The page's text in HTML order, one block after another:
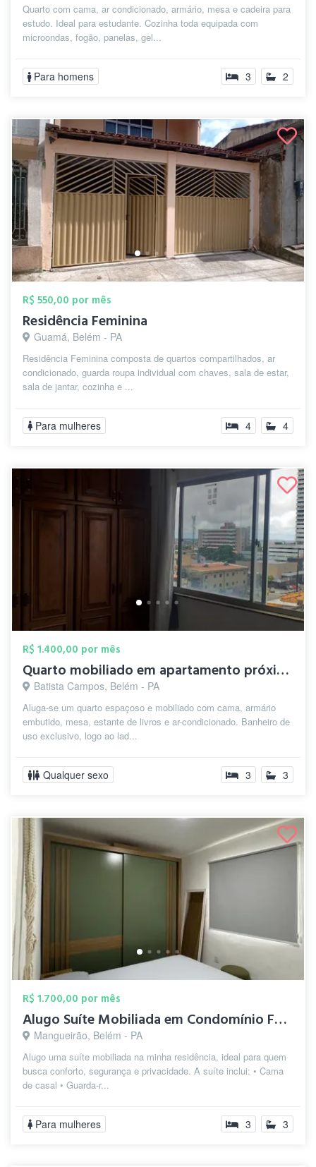
Quarto com cama, ar condicionado, armário, mesa e cadeira para
estudo. Ideal para estudante. Cozinha toda equipada com
microondas, fogão, panelas, gel...
Para homens 3 2
R$ 550,00 por mês
Residência Feminina
Guamá, Belém - PA
Residência Feminina composta de quartos compartilhados, ar
condicionado, guarda roupa individual com chaves, sala de estar,
sala de jantar, cozinha e ...
Para mulheres 4 4
R$ 1.400,00 por mês
Quarto mobiliado em apartamento próximo ...
Batista Campos, Belém - PA
Aluga-se um quarto espaçoso e mobiliado com cama, armário
embutido, mesa, estante de livros e ar-condicionado. Banheiro de
uso exclusivo, logo ao lad...
Qualquer sexo 3 3
R$ 1.700,00 por mês
Alugo Suíte Mobiliada em Condomínio Fech...
Mangueirão, Belém - PA
Alugo uma suíte mobiliada na minha residência, ideal para quem
busca conforto, segurança e privacidade. A suíte inclui: • Cama
de casal • Guarda-r...
Para mulheres 3 3